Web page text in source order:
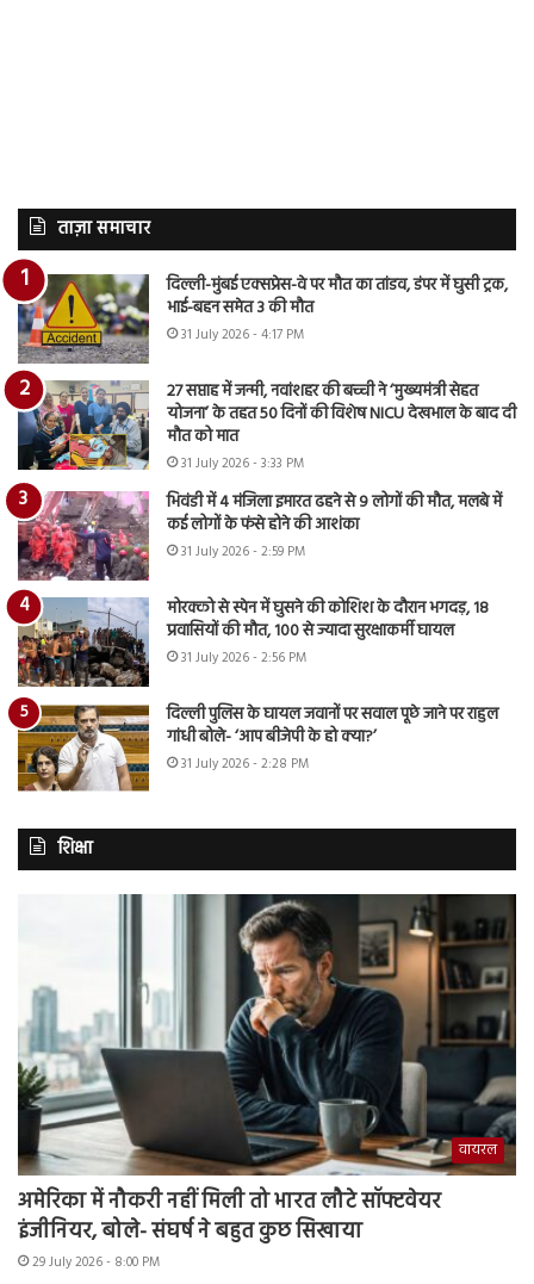
ताज़ा समाचार
दिल्ली-मुंबई एक्सप्रेस-वे पर मौत का तांडव, डंपर में घुसी ट्रक,
भाई-बहन समेत 3 की मौत
31 July 2026 - 4:17 PM
27 सप्ताह में जन्मी, नवांशहर की बच्ची ने ‘मुख्यमंत्री सेहत
योजना’ के तहत 50 दिनों की विशेष NICU देखभाल के बाद दी
मौत को मात
31 July 2026 - 3:33 PM
भिवंडी में 4 मंजिला इमारत ढहने से 9 लोगों की मौत, मलबे में
कई लोगों के फंसे होने की आशंका
31 July 2026 - 2:59 PM
मोरक्को से स्पेन में घुसने की कोशिश के दौरान भगदड़, 18
प्रवासियों की मौत, 100 से ज्यादा सुरक्षाकर्मी घायल
31 July 2026 - 2:56 PM
दिल्ली पुलिस के घायल जवानों पर सवाल पूछे जाने पर राहुल
गांधी बोले- ‘आप बीजेपी के हो क्या?’
31 July 2026 - 2:28 PM
शिक्षा
वायरल
अमेरिका में नौकरी नहीं मिली तो भारत लौटे सॉफ्टवेयर
इंजीनियर, बोले- संघर्ष ने बहुत कुछ सिखाया
29 July 2026 - 8:00 PM